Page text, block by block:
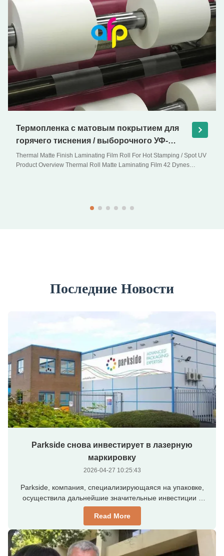
Термопленка с матовым покрытием для
горячего тиснения / выборочного УФ-
лакирования
Thermal Matte Finish Laminating Film Roll For Hot Stamping / Spot UV
Product Overview Thermal Roll Matte Laminating Film 42 Dynes
Последние Новости
Parkside снова инвестирует в лазерную
маркировку
2026-04-27 10:25:43
Parkside, компания, специализирующаяся на упаковке,
осуществила дальнейшие значительные инвестиции в
современное лазерное оборудование для создания
новых бизнес-возможностей. Ее последние инвестиции в
лазерное оборудование позволяют выполнять лазерную
насечку на двух сторонах одной пленки или ламина...
Read More